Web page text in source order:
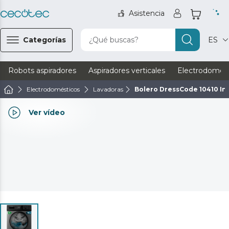
Asistencia
Categorías ¿Qué buscas? ES
Robots aspiradores Aspiradores verticales
Electrodomésticos Lavadoras Bolero DressCode 10410
Ver vídeo